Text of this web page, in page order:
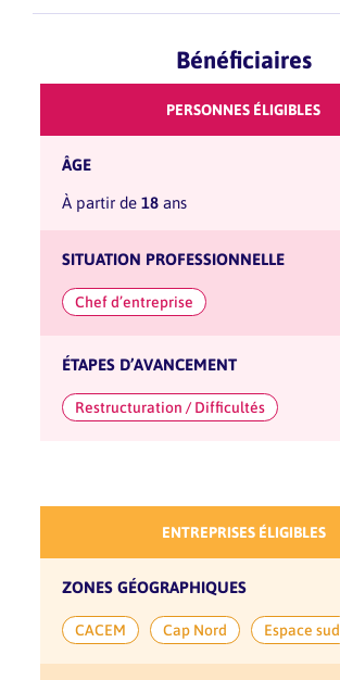
Bénéficiaires
PERSONNES ÉLIGIBLES
ÂGE
à partir de18 ans
SITUATION PROFESSIONNELLE
Chef d’entreprise
ÉTAPES D’AVANCEMENT
Restructuration / Difficultés
ENTREPRISES ÉLIGIBLES
ZONES GÉOGRAPHIQUES
CACEM Cap Nord Espace sud